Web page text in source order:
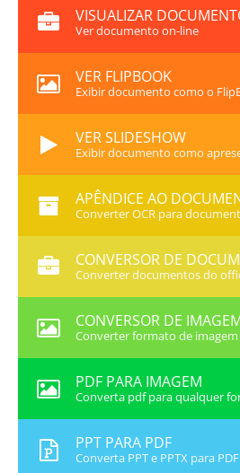
VISUALIZAR
Ver documento on-line
VER FLIPBOOK
Exibir documento como o
VER SLIDESHOW
Exibir documento como
APÊNDICE AO
Converter OCR para
CONVERSOR DE
Converter documentos do
CONVERSOR DE
Converter formato de imagem
PDF PARA IMAGEM
Converta pdf para qualquer
PPT PARA PDF
Converta PPT e PPTX para PDF